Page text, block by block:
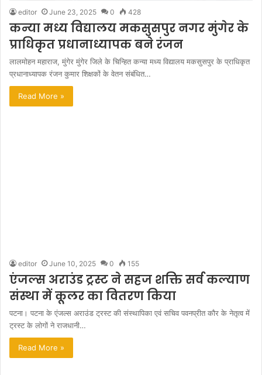
editor June 23, 2025 0 428
कन्या मध्य विद्यालय मकसुसपुर नगर मुंगेर के
प्राधिकृत प्रधानाध्यापक बने रंजन
लालमोहन महाराज, मुंगेर मुंगेर जिले के चिन्हित कन्या मध्य विद्यालय मकसुसपुर के प्राधिकृत
प्रधानाध्यापक रंजन कुमार शिक्षकों के वेतन संबंधित…
Read More »
editor June 10, 2025 0 155
एंजल्स अराउंड ट्रस्ट ने सहज शक्ति सर्व कल्याण
संस्था में कूलर का वितरण किया
पटना। पटना के एंजल्स अराउंड ट्रस्ट की संस्थापिका एवं सचिव पवनप्रीत कौर के नेतृत्व में
ट्रस्ट के लोगों ने राजधानी…
Read More »